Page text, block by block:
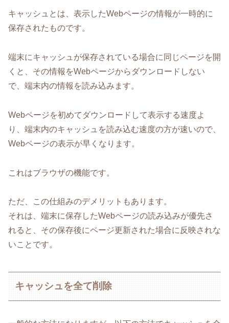
キャッシュとは、表示したWebページの情報が一時的に
保存されたものです。
端末にキャッシュが保存されている場合に同じページを開
くと、その情報をWebページからダウンロードしない
で、端末内の情報を読み込みます。
Webページを初めてダウンロードして表示する速度よ
り、端末内のキャッシュを読み込む速度の方が速いので、
Webページの表示が早くなります。
これはブラウザの機能です。
ただ、この仕組みのデメリットもあります。
それは、端末に保存したWebページの読み込みが優先さ
れると、その保存後にページ更新された場合に反映されな
いことです。
キャッシュを全て削除